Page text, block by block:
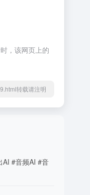
，该网页上的
转载请注明
AI #音频AI #音